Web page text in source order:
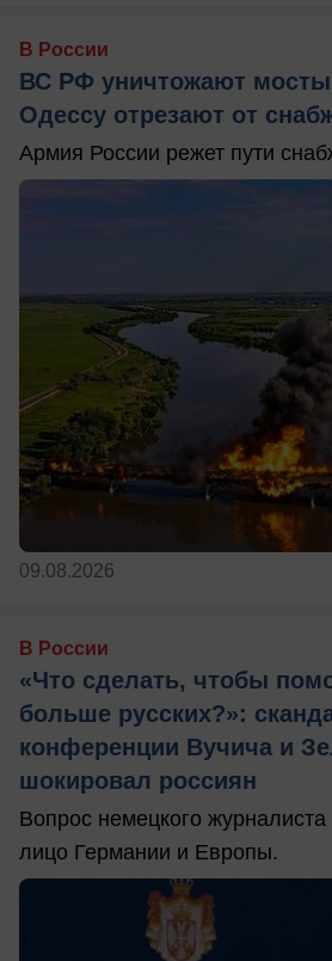
В России
ВС РФ уничтожают мосты
Одессу отрезают от
Армия России режет пути
09.08.2026
В России
«Что сделать, чтобы
больше русских?»:
конференции Вучича и
шокировал россиян
Вопрос немецкого журналиста
лицо Германии и Европы.